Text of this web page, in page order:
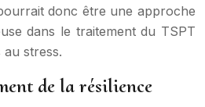
donc être une approche
dans le traitement du TSPT
au stress.
de la résilience